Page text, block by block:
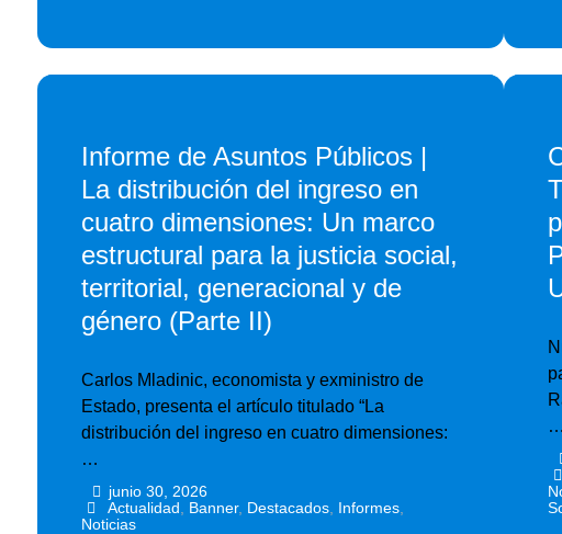
Informe de Asuntos Públicos |
La distribución del ingreso en
cuatro dimensiones: Un marco
estructural para la justicia social,
territorial, generacional y de
género (Parte II)
Carlos Mladinic, economista y exministro de
Estado, presenta el artículo titulado “La
distribución del ingreso en cuatro dimensiones:
…
junio 30, 2026
Actualidad Banner, Destacados, Informes,
Noticias
…